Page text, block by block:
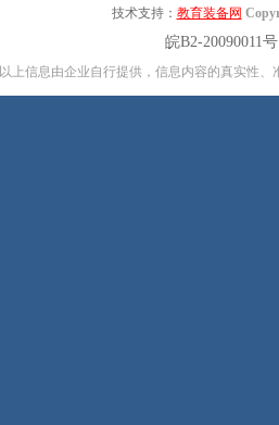
技术支持： 教育装备网
皖B2-20090011
以上信息由企业自行提供，信息内容的真实性